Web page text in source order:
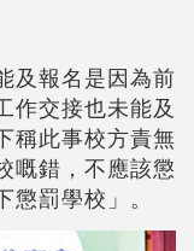
及報名是因為前
作交接也未能及
稱此事校方責無
嘅錯，不應該懲
罰學校」。